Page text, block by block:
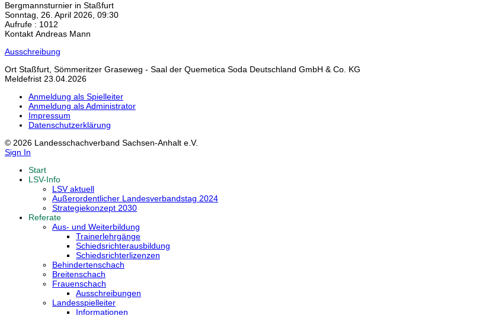
Bergmannsturnier in Staßfurt
Sonntag, 26. April 2026, 09:30
Aufrufe : 1012
Kontakt Andreas Mann
Ausschreibung
Ort Staßfurt, Sömmeritzer Graseweg - Saal der Quemetica Soda Deutschland GmbH & Co. KG
Meldefrist 23.04.2026
Anmeldung als Spielleiter
Anmeldung als Administrator
Impressum
Datenschutzerklärung
© 2026 Landesschachverband Sachsen-Anhalt e.V.
Sign In
Start
LSV-Info
LSV aktuell
Außerordentlicher Landesverbandstag 2024
Strategiekonzept 2030
Referate
Aus- und Weiterbildung
Trainerlehrgänge
Schiedsrichterausbildung
Schiedsrichterlizenzen
Behindertenschach
Breitenschach
Frauenschach
Ausschreibungen
Landesspielleiter
Informationen